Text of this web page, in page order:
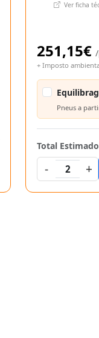
Ver ficha
251,15€
+ Imposto
Pneus a
Total
-
2 +